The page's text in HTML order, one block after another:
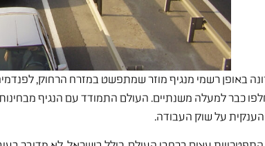
הפכה הקורונה באופן רשמי מנגיף מוזר שמתפשט במזרח
כבר למעלה משנתיים. העולם התמודד עם הנגיף
על שוק העבודה.